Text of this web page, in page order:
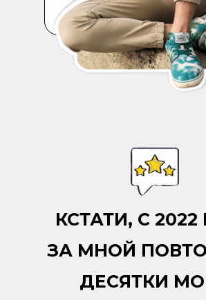
КСТАТИ, С
ЗА МНОЙ
ДЕСЯТКИ